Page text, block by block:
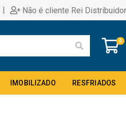
| Não é cliente Rei
0
IMOBILIZADO RESFRIADOS